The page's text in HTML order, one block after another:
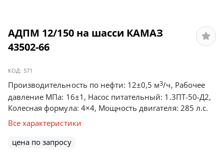
АДПМ 12/150 на шасси КАМАЗ
43502-66
КОД: 571
Производительность по нефти: 12±0,5 м3/ч, Рабочее
давление МПа: 16±1, Насос питательный: 1.3ПТ-50-Д2,
Колесная формула: 4×4, Мощность двигателя: 285 л.с.
Все характеристики
цена по запросу